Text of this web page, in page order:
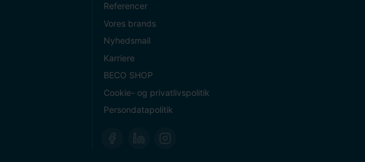
Referencer
Vores brands
Nyhedsmail
Karriere
BECO SHOP
Cookie- og privatlivspolitik
Persondatapolitik